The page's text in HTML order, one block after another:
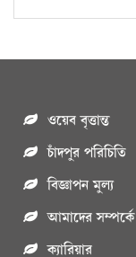
ওয়েব বৃত্তান্ত
চাঁদপুর পরিচিতি
বিজ্ঞাপন মুল্য
আমাদের সম্পর্কে
ক্যারিয়ার